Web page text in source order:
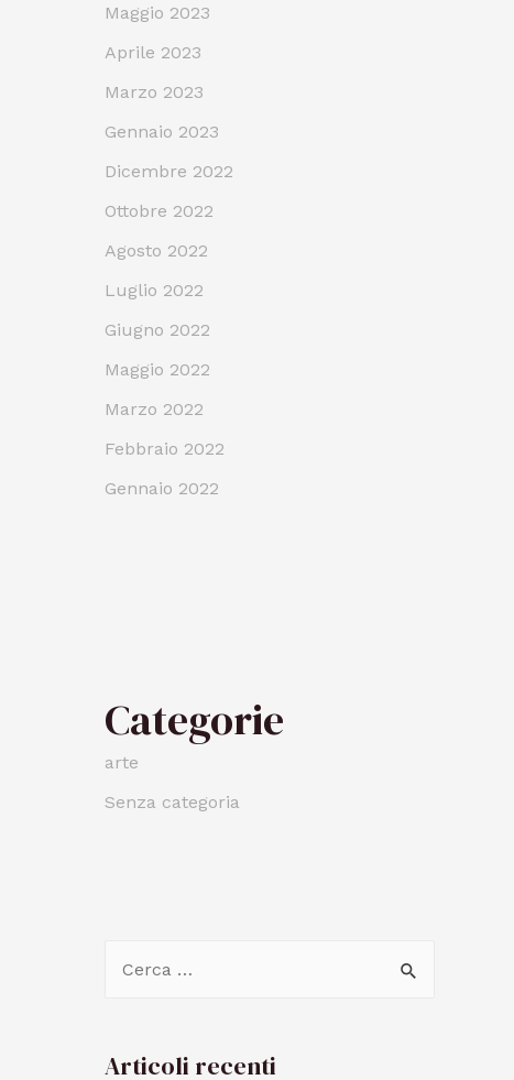
Maggio 2023
Aprile 2023
Marzo 2023
Gennaio 2023
Dicembre 2022
Ottobre 2022
Agosto 2022
Luglio 2022
Giugno 2022
Maggio 2022
Marzo 2022
Febbraio 2022
Gennaio 2022
Categorie
arte
Senza categoria
Articoli recenti